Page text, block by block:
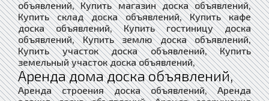
объявлений, Купить магазин доска объявлений,
Купить склад доска объявлений, Купить кафе
доска объявлений, Купить гостиницу доска
объявлений, Купить землю доска объявлений,
Купить участок доска объявлений, Купить
земельный участок доска объявлений,
Аренда дома доска объявлений,
Аренда строения доска объявлений, Аренда